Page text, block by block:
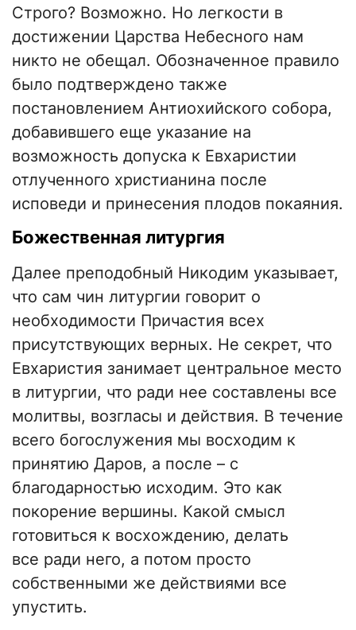
Строго? Возможно. Но легкости в
достижении Царства Небесного нам
никто не обещал. Обозначенное правило
было подтверждено также
постановлением Антиохийского собора,
добавившего еще указание на
возможность допуска к Евхаристии
отлученного христианина после
исповеди и принесения плодов покаяния.
Божественная литургия
Далее преподобный Никодим указывает,
что сам чин литургии говорит о
необходимости Причастия всех
присутствующих верных. Не секрет, что
Евхаристия занимает центральное место
в литургии, что ради нее составлены все
молитвы, возгласы и действия. В течение
всего богослужения мы восходим к
принятию Даров, а после – с
благодарностью исходим. Это как
покорение вершины. Какой смысл
готовиться к восхождению, делать
все ради него, а потом просто
собственными же действиями все
упустить.